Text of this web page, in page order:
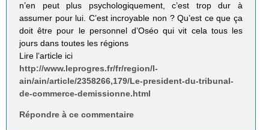
n’en peut plus psychologiquement, c’est trop dur à
assumer pour lui. C’est incroyable non ? Qu’est ce que ça
doit être pour le personnel d’Oséo qui vit cela tous les
jours dans toutes les régions
Lire l’article ici
http://www.leprogres.fr/fr/region/l-
ain/ain/article/2358266,179/Le-president-du-tribunal-
de-commerce-demissionne.html
Répondre à ce commentaire